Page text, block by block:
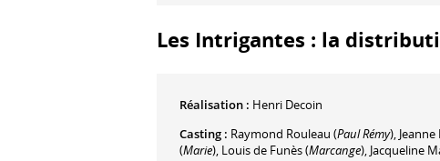
Les Intrigantes : la
Réalisation : Henri Decoin
Casting : Raymond Rouleau (Paul Rémy),
(Marie), Louis de Funès(Marcange), Jacqueline